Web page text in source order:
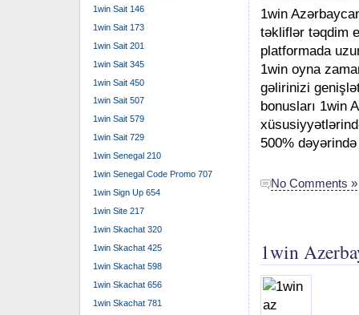
1win
təkliflər təqdim
platformada
1win oyna
gəlirinizi
bonusları 1win
500%
No Comments »
1win
1win Sait 146
1win Sait 173
1win Sait 201
1win Sait 345
1win Sait 450
1win Sait 507
1win Sait 579
1win Sait 729
1win Senegal 210
1win Senegal Code Promo 707
1win Sign Up 654
1win Site 217
1win Skachat 320
1win Skachat 425
1win Skachat 598
1win Skachat 656
1win Skachat 781